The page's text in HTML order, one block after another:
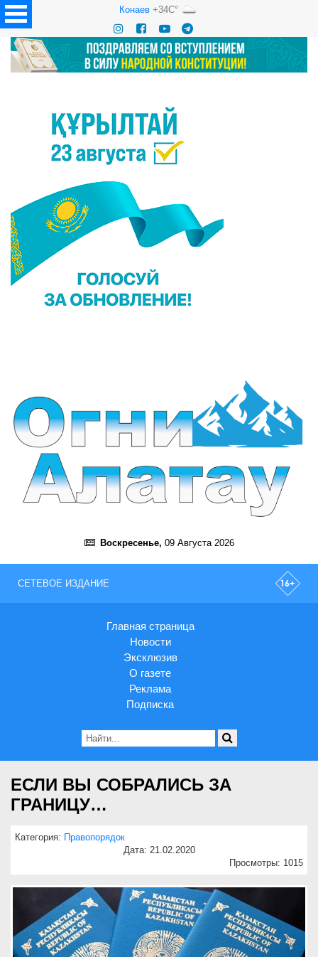
Конаев+34C°
Воскресенье, 09 Августа 2026
СЕТЕВОЕ ИЗДАНИЕ
Главная страница
Новости
Эксклюзив
О газете
Реклама
Подписка
ЕСЛИ ВЫ СОБРАЛИСЬ ЗА
ГРАНИЦУ…
Категория: Правопорядок
Дата: 21.02.2020
Просмотры: 1015